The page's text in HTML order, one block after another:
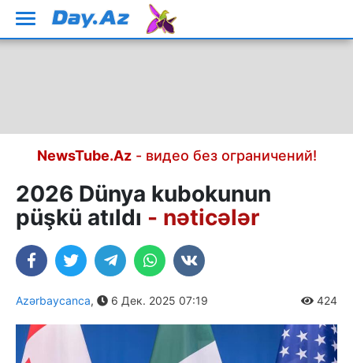
NewsTube.Az- видео без ограничений!
2026 Dünya kubokunun
püşkü atıldı - nəticələr
Azərbaycanca, 6 Дек. 2025 07:19 424